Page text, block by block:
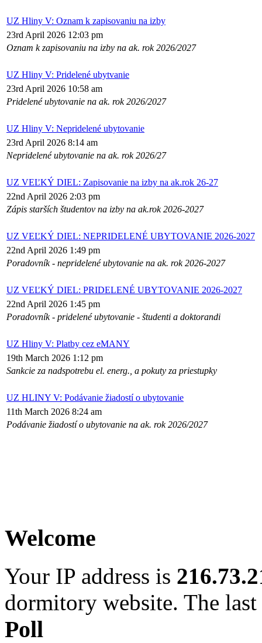
UZ Hliny V: Oznam k zapisovaniu na izby
23rd April 2026 12:03 pm
Oznam k zapisovaniu na izby na ak. rok 2026/2027
UZ Hliny V: Pridelené ubytvanie
23rd April 2026 10:58 am
Pridelené ubytovanie na ak. rok 2026/2027
UZ Hliny V: Nepridelené ubytovanie
23rd April 2026 8:14 am
Nepridelené ubytovanie na ak. rok 2026/27
UZ VEĽKÝ DIEL: Zapisovanie na izby na ak.rok 26-27
22nd April 2026 2:03 pm
Zápis starších študentov na izby na ak.rok 2026-2027
UZ VEĽKÝ DIEL: NEPRIDELENÉ UBYTOVANIE 2026-2027
22nd April 2026 1:49 pm
Poradovník - nepridelené ubytovanie na ak. rok 2026-2027
UZ VEĽKÝ DIEL: PRIDELENÉ UBYTOVANIE 2026-2027
22nd April 2026 1:45 pm
Poradovník - pridelené ubytovanie - študenti a doktorandi
UZ Hliny V: Platby cez eMANY
19th March 2026 1:12 pm
Sankcie za nadspotrebu el. energ., a pokuty za priestupky
UZ HLINY V: Podávanie žiadostí o ubytovanie
11th March 2026 8:24 am
Podávanie žiadostí o ubytovanie na ak. rok 2026/2027
Welcome
Your IP address is
dormitory website. The
Poll